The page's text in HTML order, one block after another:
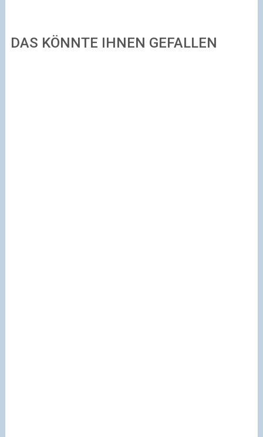
DAS KÖNNTE IHNEN GEFALLEN